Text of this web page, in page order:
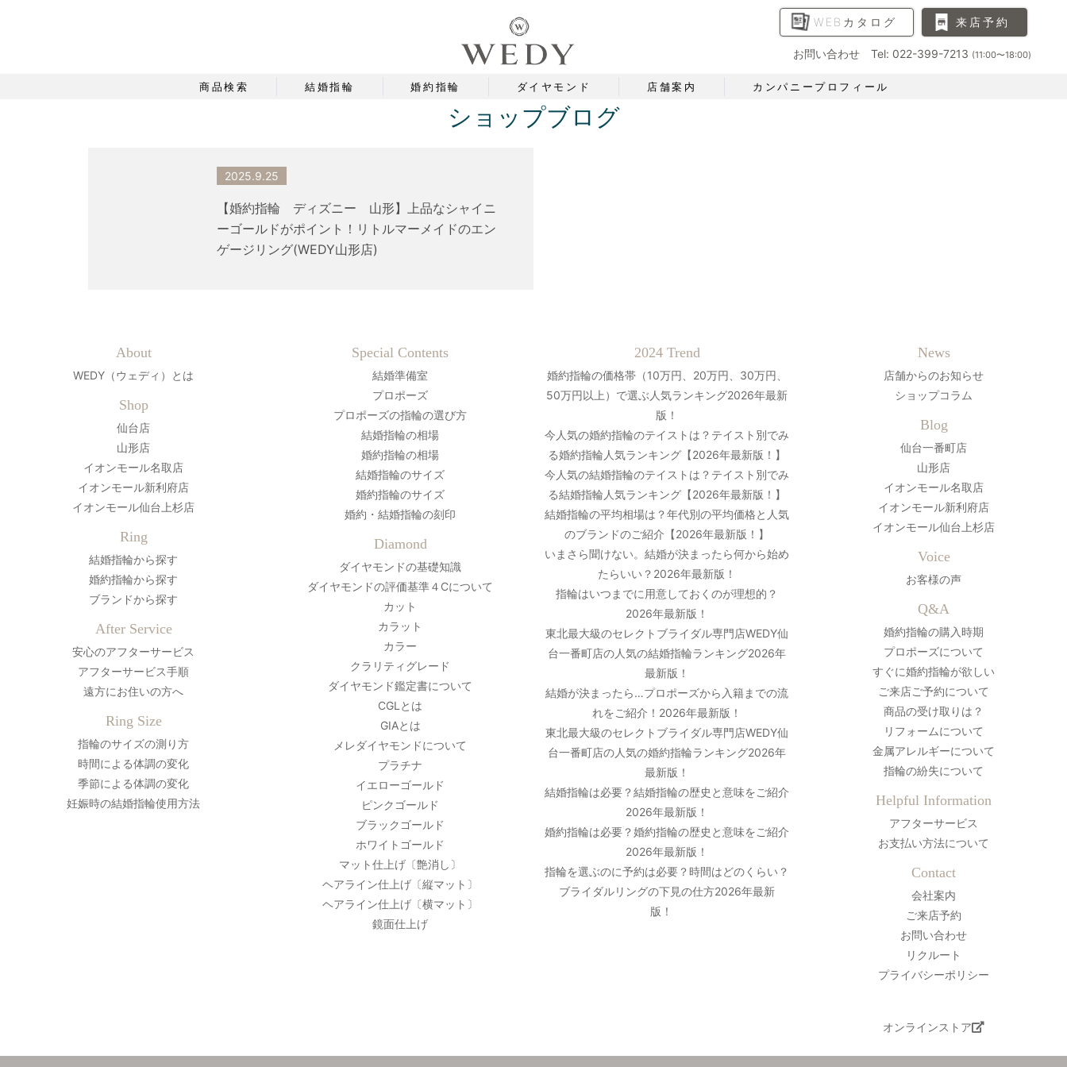
WEBカタログ 来店予約
お問い合わせ Tel: 022-399-7213 (11:00〜18:00)
商品検索 結婚指輪 婚約指輪 ダイヤモンド 店舗案内 カンパニープロフィール
ショップブログ
2025.9.25
【婚約指輪 ディズニー 山形】上品なシャイニ
ーゴールドがポイント！リトルマーメイドのエン
ゲージリング(WEDY山形店)
About
WEDY（ウェディ）とは
Shop
仙台店
山形店
イオンモール名取店
イオンモール新利府店
イオンモール仙台上杉店
Ring
結婚指輪から探す
婚約指輪から探す
ブランドから探す
After Service
安心のアフターサービス
アフターサービス手順
遠方にお住いの方へ
Ring Size
指輪のサイズの測り方
時間による体調の変化
季節による体調の変化
妊娠時の結婚指輪使用方法
Special Contents
結婚準備室
プロポーズ
プロポーズの指輪の選び方
結婚指輪の相場
婚約指輪の相場
結婚指輪のサイズ
婚約指輪のサイズ
婚約・結婚指輪の刻印
Diamond
ダイヤモンドの基礎知識
ダイヤモンドの評価基準４Cについて
カット
カラット
カラー
クラリティグレード
ダイヤモンド鑑定書について
CGLとは
GIAとは
メレダイヤモンドについて
プラチナ
イエローゴールド
ピンクゴールド
ブラックゴールド
ホワイトゴールド
マット仕上げ〔艶消し〕
ヘアライン仕上げ〔縦マット〕
ヘアライン仕上げ〔横マット〕
鏡面仕上げ
2024 Trend
婚約指輪の価格帯（10万円、20万円、30万円、
50万円以上）で選ぶ人気ランキング2026年最新
版！
今人気の婚約指輪のテイストは？テイスト別でみ
る婚約指輪人気ランキング【2026年最新版！】
今人気の結婚指輪のテイストは？テイスト別でみ
る結婚指輪人気ランキング【2026年最新版！】
結婚指輪の平均相場は？年代別の平均価格と人気
のブランドのご紹介【2026年最新版！】
いまさら聞けない。結婚が決まったら何から始め
たらいい？2026年最新版！
指輪はいつまでに用意しておくのが理想的？
2026年最新版！
東北最大級のセレクトブライダル専門店WEDY仙
台一番町店の人気の結婚指輪ランキング2026年
最新版！
結婚が決まったら…プロポーズから入籍までの流
れをご紹介！2026年最新版！
東北最大級のセレクトブライダル専門店WEDY仙
台一番町店の人気の婚約指輪ランキング2026年
最新版！
結婚指輪は必要？結婚指輪の歴史と意味をご紹介
2026年最新版！
婚約指輪は必要？婚約指輪の歴史と意味をご紹介
2026年最新版！
指輪を選ぶのに予約は必要？時間はどのくらい？
ブライダルリングの下見の仕方2026年最新
版！
News
店舗からのお知らせ
ショップコラム
Blog
仙台一番町店
山形店
イオンモール名取店
イオンモール新利府店
イオンモール仙台上杉店
Voice
お客様の声
Q&A
婚約指輪の購入時期
プロポーズについて
すぐに婚約指輪が欲しい
ご来店ご予約について
商品の受け取りは？
リフォームについて
金属アレルギーについて
指輪の紛失について
Helpful Information
アフターサービス
お支払い方法について
Contact
会社案内
ご来店予約
お問い合わせ
リクルート
プライバシーポリシー
オンラインストア